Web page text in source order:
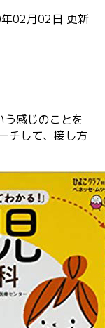
02月02日 更新
感じのことを
チして、接し方